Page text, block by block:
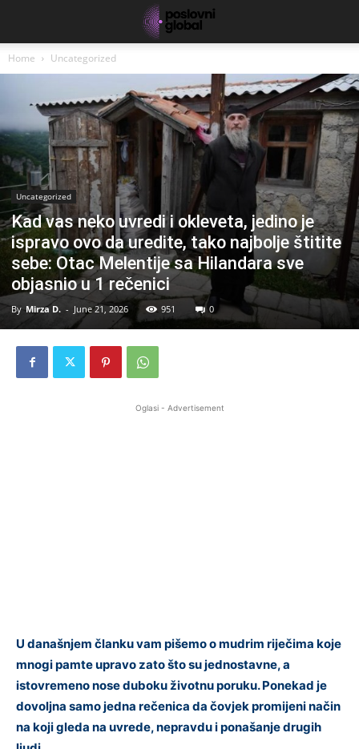
Home Uncategorized
Uncategorized
Kad vas neko uvredi i okleveta, jedino je
ispravo ovo da uredite, tako najbolje štitite
sebe: Otac Melentije sa Hilandara sve
objasnio u 1 rečenici
By Mirza D. - June 21, 2026 951 0
Oglasi - Advertisement
U današnjem članku vam pišemo o mudrim riječima koje
mnogi pamte upravo zato što su jednostavne, a
istovremeno nose duboku životnu poruku. Ponekad je
dovoljna samo jedna rečenica da čovjek promijeni način
na koji gleda na uvrede, nepravdu i ponašanje drugih